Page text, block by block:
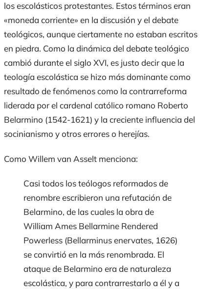
los escolásticos protestantes. Estos términos eran
«moneda corriente» en la discusión y el debate
teológicos, aunque ciertamente no estaban escritos
en piedra. Como la dinámica del debate teológico
cambió durante el siglo XVI, es justo decir que la
teología escolástica se hizo más dominante como
resultado de fenómenos como la contrarreforma
liderada por el cardenal católico romano Roberto
Belarmino (1542-1621) y la creciente influencia del
socinianismo y otros errores o herejías.
Como Willem van Asselt menciona:
Casi todos los teólogos reformados de
renombre escribieron una refutación de
Belarmino, de las cuales la obra de
William Ames Bellarmine Rendered
Powerless (Bellarminus enervates, 1626)
se convirtió en la más renombrada. El
ataque de Belarmino era de naturaleza
escolástica, y para contrarrestarlo a él y a